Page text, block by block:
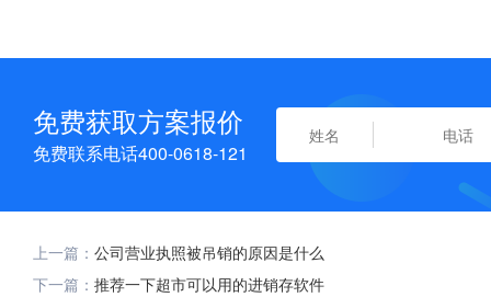
免费获取方案报价
免费联系电话400-0618-121
上一篇： 公司营业执照被吊销的原因是什么
下一篇： 推荐一下超市可以用的进销存软件